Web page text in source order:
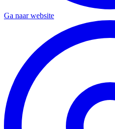
Ga naar website